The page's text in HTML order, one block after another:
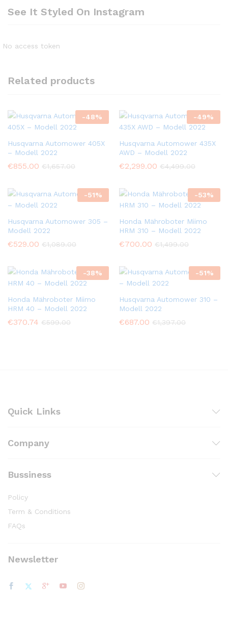
See It Styled On Instagram
No access token
Related products
-48%
Husqvarna Automower 405X
– Modell 2022
€855.00 €1,657.00
-49%
Husqvarna Automower 435X
AWD – Modell 2022
€2,299.00 €4,499.00
-51%
Husqvarna Automower 305 –
Modell 2022
€529.00 €1,089.00
-53%
Honda Mähroboter Miimo
HRM 310 – Modell 2022
€700.00 €1,499.00
-38%
Honda Mähroboter Miimo
HRM 40 – Modell 2022
€370.74 €599.00
-51%
Husqvarna Automower 310 –
Modell 2022
€687.00 €1,397.00
Quick Links
Company
Bussiness
Policy
Term & Conditions
FAQs
Newsletter